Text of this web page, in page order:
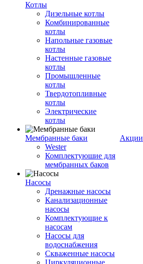
Котлы
Дизельные котлы
Комбинированные
котлы
Напольные газовые
котлы
Настенные газовые
котлы
Промышленные
котлы
Твердотопливные
котлы
Электрические
котлы
Мембранные баки
Wester
Комплектуюшие для
мембранных баков
Насосы
Дренажные насосы
Канализационные
насосы
Комплектующие к
насосам
Насосы для
водоснабжения
Скваженные насосы
Циркуляционные
Акции